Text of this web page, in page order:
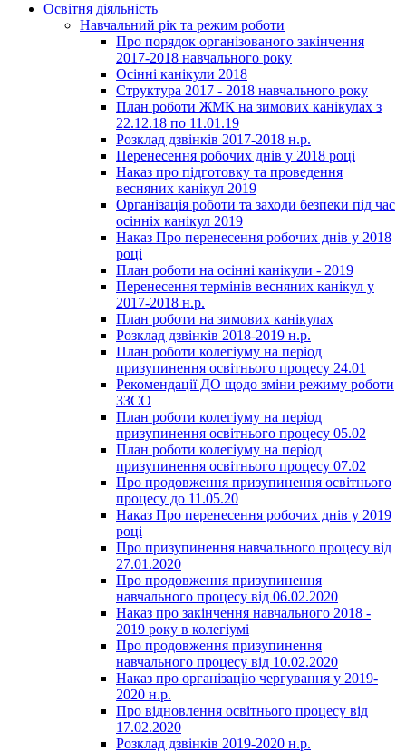
Освітня діяльність
Навчальний рік та режим роботи
Про порядок організованого закінчення
2017-2018 навчального року
Осінні канікули 2018
Структура 2017 - 2018 навчального року
План роботи ЖМК на зимових канікулах з
22.12.18 по 11.01.19
Розклад дзвінків 2017-2018 н.р.
Перенесення робочих днів у 2018 році
Наказ про підготовку та проведення
весняних канікул 2019
Організація роботи та заходи безпеки під час
осінніх канікул 2019
Наказ Про перенесення робочих днів у 2018
році
План роботи на осінні канікули - 2019
Перенесення термінів весняних канікул у
2017-2018 н.р.
План роботи на зимових канікулах
Розклад дзвінків 2018-2019 н.р.
План роботи колегіуму на період
призупинення освітнього процесу 24.01
Рекомендації ДО щодо зміни режиму роботи
ЗЗСО
План роботи колегіуму на період
призупинення освітнього процесу 05.02
План роботи колегіуму на період
призупинення освітнього процесу 07.02
Про продовження призупинення освітнього
процесу до 11.05.20
Наказ Про перенесення робочих днів у 2019
році
Про призупинення навчального процесу від
27.01.2020
Про продовження призупинення
навчального процесу від 06.02.2020
Наказ про закінчення навчального 2018 -
2019 року в колегіумі
Про продовження призупинення
навчального процесу від 10.02.2020
Наказ про організацію чергування у 2019-
2020 н.р.
Про відновлення освітнього процесу від
17.02.2020
Розклад дзвінків 2019-2020 н.р.